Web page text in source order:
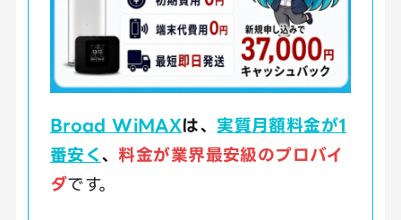
Broad WiMAXは、 実質月額料金が1
番安く、料金が業界最安級のプロバイ
ダです。